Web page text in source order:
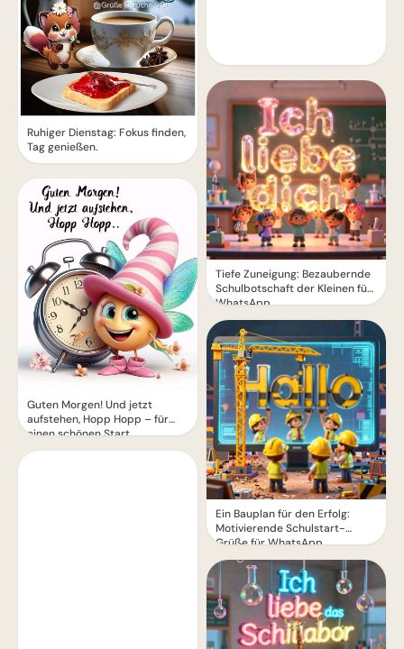
Ruhiger Dienstag: Fokus finden,
Tag genießen.
Guten Morgen! Und jetzt
aufstehen, Hopp Hopp – für
einen schönen Start
Tiefe Zuneigung: Bezaubernde
Schulbotschaft der Kleinen für
WhatsApp
Ein Bauplan für den Erfolg:
Motivierende Schulstart-
Grüße für WhatsApp